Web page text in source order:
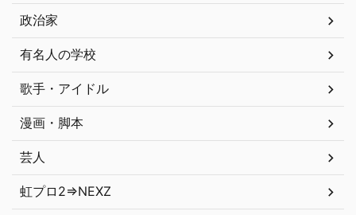
政治家
有名人の学校
歌手・アイドル
漫画・脚本
芸人
虹プロ2⇒NEXZ